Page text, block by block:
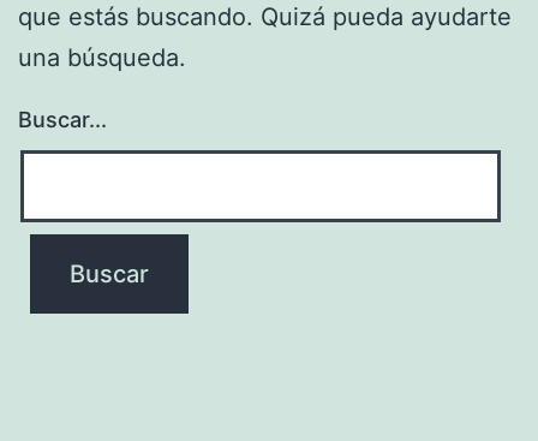
que estás buscando. Quizá pueda ayudarte
una búsqueda.
Buscar...